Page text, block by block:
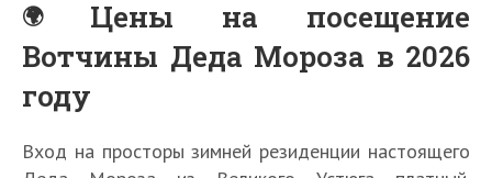
Цены на посещение
Вотчины Деда Мороза в 2026
году
Вход на просторы зимней резиденции настоящего